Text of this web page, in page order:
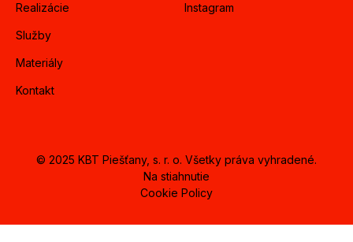
Realizácie
Služby
Materiály
Kontakt
Instagram
© 2025 KBT Piešťany, s. r. o. Všetky práva vyhradené.
Na stiahnutie
Cookie Policy